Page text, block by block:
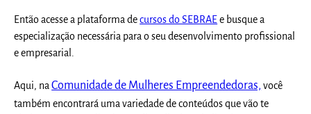
Então acesse a plataforma decursos do SEBRAEe busque a
especialização necessária para o seu desenvolvimento profissional
e empresarial.
Aqui, naComunidade de Mulheres Empreendedoras, você
também encontrará uma variedade de conteúdos que vão te